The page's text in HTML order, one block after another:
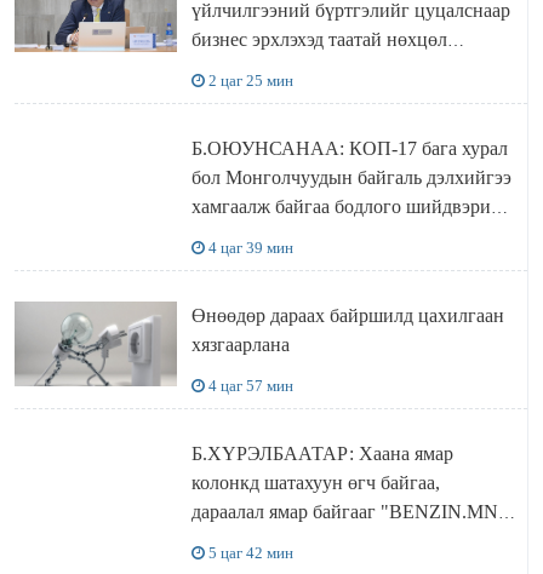
үйлчилгээний бүртгэлийг цуцалснаар
бизнес эрхлэхэд таатай нөхцөл
2 цаг 25 мин
Б.ОЮУНСАНАА: КОП-17 бага хурал
бол Монголчуудын байгаль дэлхийгээ
хамгаалж байгаа бодлого шийдвэрийг
4 цаг 39 мин
Өнөөдөр дараах байршилд цахилгаан
хязгаарлана
4 цаг 57 мин
Б.ХҮРЭЛБААТАР: Хаана ямар
колонкд шатахуун өгч байгаа,
дараалал ямар байгааг "BENZIN.MN”
5 цаг 42 мин